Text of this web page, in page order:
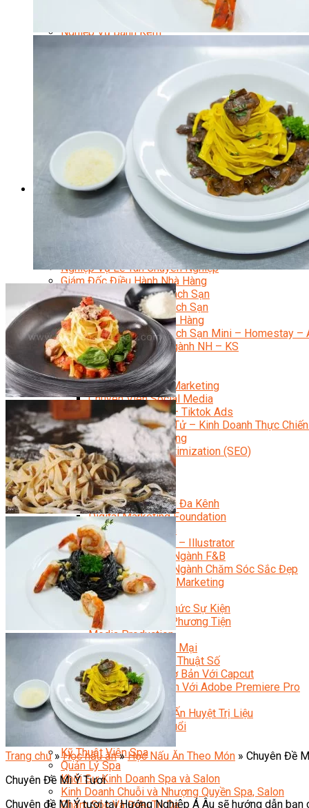
Nghiệp Vụ Bánh Kem
Bánh Kinh Doanh
Handmade Mini Cake
Master Class
Bí Quyết Kinh Doanh Và Vận Hành Mô Hình Bánh
Chuyên Đề Bếp Bánh
Video Dạy Làm Bánh
Quản Trị NHKS
Quản Trị Nhà Hàng Khách Sạn Quốc Tế
Nghiệp Vụ Quản Lý NH-KS
Quản Lý Nhà Hàng Chuyên Nghiệp
Quản Lý Khách Sạn Chuyên Nghiệp
Nghiệp Vụ Quản Lý Nhà Hàng
Nghiệp Vụ Lễ Tân Chuyên Nghiệp
Giám Đốc Điều Hành Nhà Hàng
Tiếng Anh Nhà Hàng Khách Sạn
Khởi Sự Kinh Doanh Khách Sạn
Khởi Sự Kinh Doanh Nhà Hàng
Khởi Sự Kinh Doanh Khách Sạn Mini – Homestay –
Kiến Thức & Kỹ Năng Ngành NH – KS
Marketing
Digital Marketing
Giám Đốc Digital Marketing
Chuyên Viên Social Media
Tiktok Marketing – Tiktok Ads
Thương Mại Điện Tử – Kinh Doanh Thực
Facebook Marketing
Search Engine Optimization (SEO)
Quản Trị Fanpage
Facebook Ads
Google Ads
Content Marketing Đa Kênh
Digital Marketing Foundation
Bán Hàng Đa Kênh
Adobe Photoshop – Illustrator
Marketing Online Ngành F&B
Marketing Online Ngành Chăm Sóc Sắc Đẹp
Chuyên Đề Digital Marketing
Media Production
Chuyên Viên Tổ Chức Sự Kiện
Truyền Thông Đa Phương Tiện
Media Production
Nhiếp Ảnh Thương Mại
Sản Xuất Phim Kỹ Thuật Số
Biên Tập Video Cơ Bản Với Capcut
Dựng Phim Cơ Bản Với Adobe Premiere Pro
Sức Khỏe
Kỹ Thuật Viên Xoa Bóp Ấn Huyệt Trị Liệu
Chăm Sóc Người Cao Tuổi
Sắc Đẹp
Kỹ Thuật Viên Spa
Quản Lý Spa
Khởi Sự Kinh Doanh Spa và Salon
Kinh Doanh Chuỗi và Nhượng Quyền Spa, Salon
Chăm Sóc Và Điều Trị Da
Trang chủ » Học nấu ăn » Học Nấu Ăn Theo Món » Chuyên Đề
Chuyên Đề Mì Ý Tươi
Chuyên đề Mì Ý tươi tại Hướng Nghiệp Á Âu sẽ hướng dẫn